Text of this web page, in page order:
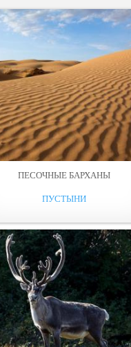
ПЕСОЧНЫЕ БАРХАНЫ
ПУСТЫНИ